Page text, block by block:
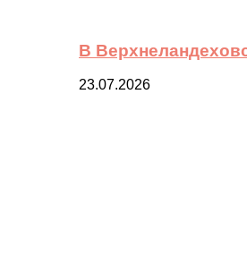
В
23.07.2026